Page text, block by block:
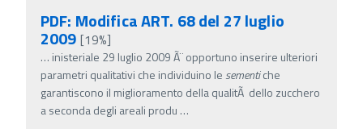
PDF: Modifica ART. 68 del 27 luglio
2009 [19%]
… inisteriale 29 luglio 2009 Ã¨ opportuno inserire ulteriori
parametri qualitativi che individuino le sementiche
garantiscono il miglioramento della qualitÃ dello zucchero
a seconda degli areali produ …